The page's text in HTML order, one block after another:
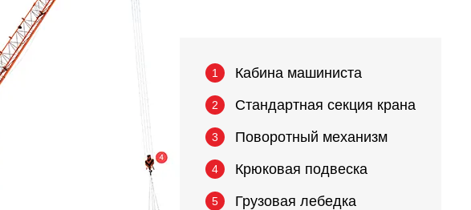
1 Кабина машиниста
2 Стандартная секция крана
3 Поворотный механизм
4 Крюковая подвеска
5 Грузовая лебедка